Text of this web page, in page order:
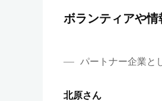
ボランティアや
パートナー企業と
北原さん